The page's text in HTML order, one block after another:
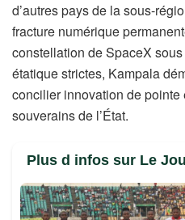
d’autres pays de la sous-
fracture numérique
constellation de SpaceX
étatique strictes, Kampala
concilier innovation de
souverains de l’État.
Plus d infos sur Le